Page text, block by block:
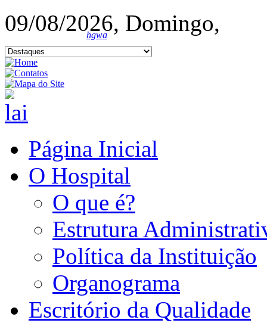
09/08/2026, Domingo,
hgwa
Página Inicial
O Hospital
O que é?
Estrutura
Política da Instituição
Organograma
Escritório da Qualidade